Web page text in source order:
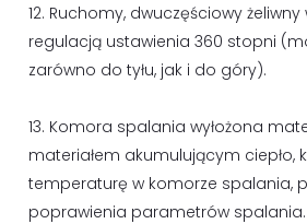
12. Ruchomy, dwuczęściowy
regulacją ustawienia 360 stopni
zarówno do tyłu, jak i do góry).
13. Komora spalania wyłożona
materiałem akumulującym ciepło,
temperaturę w komorze spalania,
poprawienia parametrów spalania.